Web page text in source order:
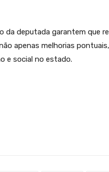
da deputada garantem que
apenas melhorias
e social no estado.